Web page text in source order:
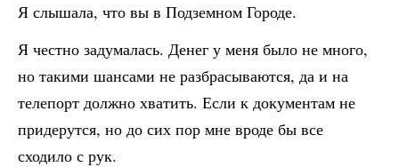
Я слышала, что вы в Подземном Городе.
Я честно задумалась. Денег у меня было не много,
но такими шансами не разбрасываются, да и на
телепорт должно хватить. Если к документам не
придерутся, но до сих пор мне вроде бы все
сходило с рук.